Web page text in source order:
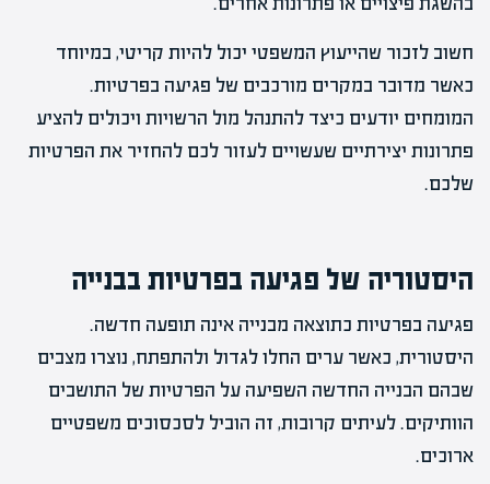
חשוב לזכור שהייעוץ המשפטי יכול להיות קריטי, במיוחד
כאשר מדובר במקרים מורכבים של פגיעה בפרטיות.
המומחים יודעים כיצד להתנהל מול הרשויות ויכולים להציע
פתרונות יצירתיים שעשויים לעזור לכם להחזיר את הפרטיות
שלכם.
היסטוריה של פגיעה בפרטיות בבנייה
פגיעה בפרטיות כתוצאה מבנייה אינה תופעה חדשה.
היסטורית, כאשר ערים החלו לגדול ולהתפתח, נוצרו מצבים
שבהם הבנייה החדשה השפיעה על הפרטיות של התושבים
הוותיקים. לעיתים קרובות, זה הוביל לסכסוכים משפטיים
ארוכים.